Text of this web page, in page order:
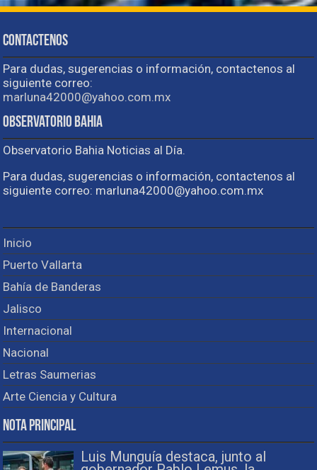
Contactenos
Para dudas, sugerencias o información, contactenos al
siguiente correo:
marluna42000@yahoo.com.mx
Observatorio Bahia
Observatorio Bahia Noticias al Día.
Para dudas, sugerencias o información, contactenos al
siguiente correo: marluna42000@yahoo.com.mx
Inicio
Puerto Vallarta
Bahía de Banderas
Jalisco
Internacional
Nacional
Letras Saumerias
Arte Ciencia y Cultura
Nota Principal
Luis Munguía destaca, junto al